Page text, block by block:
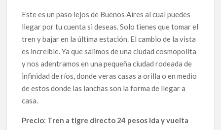
Este es un paso lejos de Buenos Aires al cual puedes
llegar por tu cuenta si deseas. Solo tienes que tomar el
tren y bajar en la última estación. El cambio de la vista
es increíble. Ya que salimos de una ciudad cosmopolita
y nos adentramos en una pequeña ciudad rodeada de
infinidad de ríos, donde veras casas a orilla o en medio
de estos donde las lanchas son la forma de llegar a
casa.
Precio: Tren a tigre directo 24 pesos ida y vuelta